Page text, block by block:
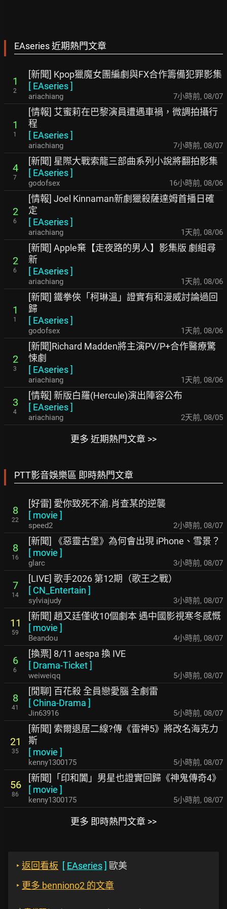
EAseries 近期熱門文章
1
2
[新聞] Kpop獵魔女團編劇與FX合作籌備犯罪影集
[ EAseries]
ariachiang 7小時前, 08/07
1
1
[情報] 艾蜜莉在巴黎演員遭遇車禍，微調拍攝行
程
[ EAseries]
ariachiang 7小時前, 08/07
4
7
[新聞] 星際大戰索龍三部曲系列小說將翻拍影集
[ EAseries]
godofsex 16小時前, 08/06
2
6
[情報] Joel Kinnaman新劇獵殺薩達姆首播日確
定
[ EAseries]
ariachiang 1天前, 08/06
2
6
[新聞] Apple棄【走夜路的男人】影集版 劇組尋
新
[ EAseries]
ariachiang 1天前, 08/06
1
1
[新聞] 鐵拳俠「柯琳溫」證實有和漫威討論過回
歸
[ EAseries]
godofsex 1天前, 08/06
2
3
[新聞]Richard Madden將主演PV/P+合作醫療驚
悚劇
[ EAseries]
ariachiang 1天前, 08/06
3
4
[情報] 新版白羅(Hercule)演出陣容公布
[ EAseries]
ariachiang 2天前, 08/05
更多 近期熱門文章 >>
PTT影音娛樂區 即時熱門文章
8
22
[好雷] 愛你致死不渝.肖查某的逆襲
[ movie ]
speed2 2小時前, 08/07
8
16
[新聞] 《惡靈古堡》為何會出現 iPhone、雪景？
[ movie ]
glarc 3小時前, 08/07
7
14
[LIVE] 歌手2026 第12期（歌王之戰）
[ CN_Entertain ]
sylviajudy 3小時前, 08/07
11
59
[新聞] 趙又廷僅收10個劇本 遇中國影視寒冬感慨
[ movie ]
Beandou 4小時前, 08/07
6
6
[換票] 8/11 aespa 換 IVE
[ Drama-Ticket]
weiweiqq 5小時前, 08/07
8
41
[閒聊] 百花殺 全員戀愛腦 全劇雷
[ China-Drama ]
Jin63916 5小時前, 08/07
21
35
[新聞] 索爾退居二線?傳《雷神5》將改名海克力
斯
[ movie ]
kenny1300175 5小時前, 08/07
56
86
[新聞]「印和闐」男星也證實回歸《神鬼傳奇4》
[ movie ]
kenny1300175 5小時前, 08/07
更多 即時熱門文章 >>
‣ 返回看板 [ EAseries] 歐美
‣ 更多 benniono2 的文章